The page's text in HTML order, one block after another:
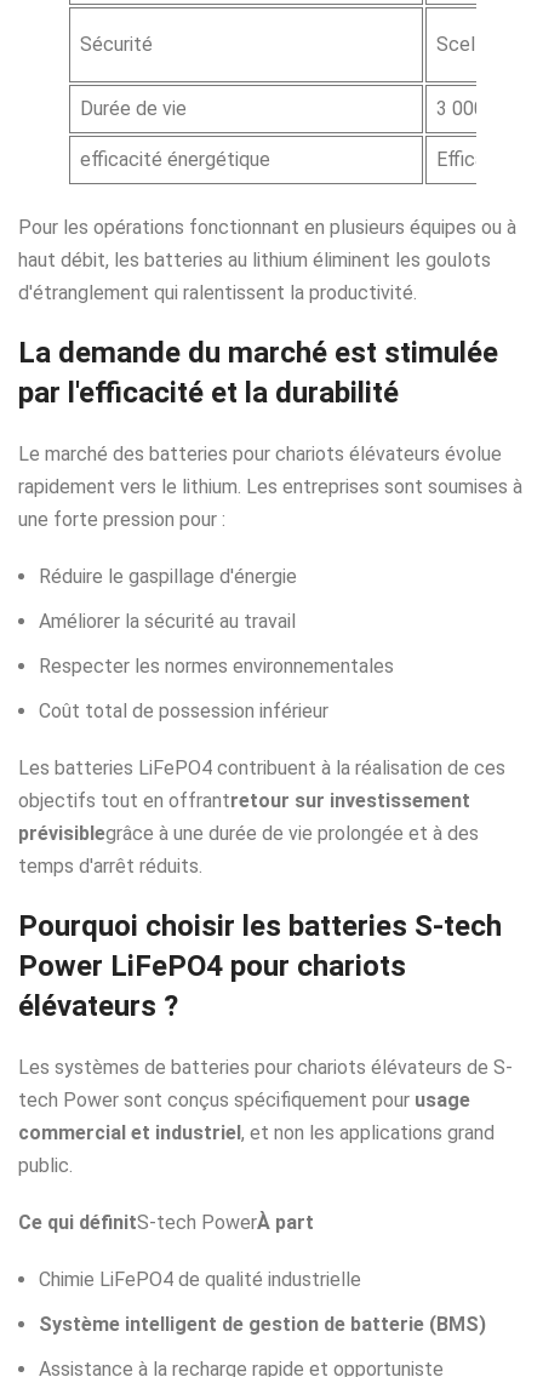
Sécurité Scellé,
Durée de vie 3 000 à 4
efficacité énergétique Efficacité
Pour les opérations fonctionnant en plusieurs équipes ou à
haut débit, les batteries au lithium éliminent les goulots
d'étranglement qui ralentissent la productivité.
La demande du marché est stimulée
par l'efficacité et la durabilité
Le marché des batteries pour chariots élévateurs évolue
rapidement vers le lithium. Les entreprises sont soumises à
une forte pression pour :
Réduire le gaspillage d'énergie
Améliorer la sécurité au travail
Respecter les normes environnementales
Coût total de possession inférieur
Les batteries LiFePO4 contribuent à la réalisation de ces
objectifs tout en offrantretour sur investissement
prévisiblegrâce à une durée de vie prolongée et à des
temps d'arrêt réduits.
Pourquoi choisir les batteries S-tech
Power LiFePO4 pour chariots
élévateurs ?
Les systèmes de batteries pour chariots élévateurs de S-
tech Power sont conçus spécifiquement pour usage
commercial et industriel, et non les applications grand
public.
Ce qui définitS-tech PowerÀ part
Chimie LiFePO4 de qualité industrielle
Système intelligent de gestion de batterie (BMS)
Assistance à la recharge rapide et opportuniste